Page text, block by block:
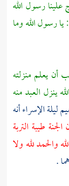
رسول الله
يا رسول الله وما
أن يعلم منزلته
ينزل العبد منه
ليلة الإسراء أنه
طيبة التربة
والحمد لله ولا
.